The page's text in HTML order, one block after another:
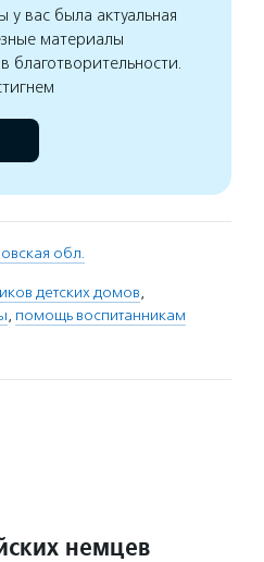
вас была актуальная
материалы
благотворительности.
обл.
детских домов,
, помощь воспитанникам
немцев